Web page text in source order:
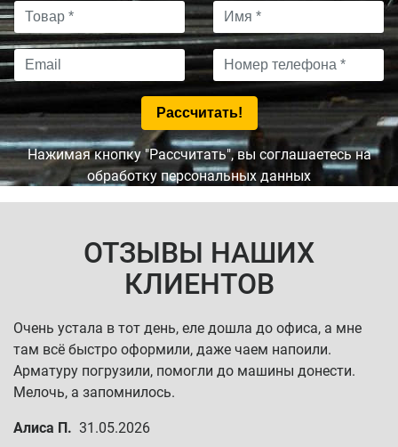
Нажимая кнопку "Рассчитать", вы соглашаетесь на
обработку персональных данных
ОТЗЫВЫ НАШИХ
КЛИЕНТОВ
Очень устала в тот день, еле дошла до офиса, а мне
там всё быстро оформили, даже чаем напоили.
Арматуру погрузили, помогли до машины донести.
Мелочь, а запомнилось.
Алиса П. 31.05.2026